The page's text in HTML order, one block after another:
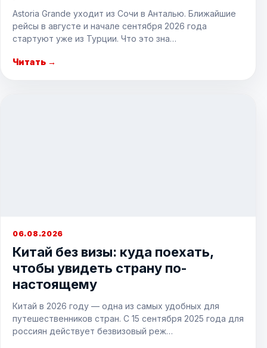
Astoria Grande уходит из Сочи в Анталью. Ближайшие
рейсы в августе и начале сентября 2026 года
стартуют уже из Турции. Что это зна…
Читать →
06.08.2026
Китай без визы: куда поехать,
чтобы увидеть страну по-
настоящему
Китай в 2026 году — одна из самых удобных для
путешественников стран. С 15 сентября 2025 года для
россиян действует безвизовый реж…